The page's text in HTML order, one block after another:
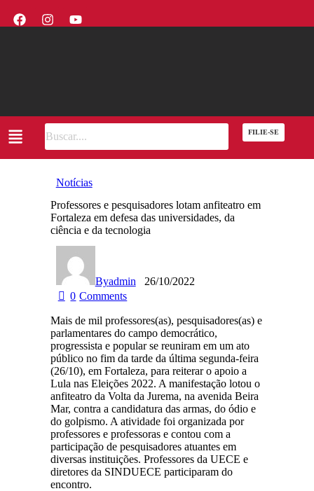
FILIE-SE
Notícias
Professores e pesquisadores lotam anfiteatro em
Fortaleza em defesa das universidades, da
ciência e da tecnologia
Byadmin
26/10/2022
0 Comments
Mais de mil professores(as), pesquisadores(as) e
parlamentares do campo democrático,
progressista e popular se reuniram em um ato
público no fim da tarde da última segunda-feira
(26/10), em Fortaleza, para reiterar o apoio a
Lula nas Eleições 2022. A manifestação lotou o
anfiteatro da Volta da Jurema, na avenida Beira
Mar, contra a candidatura das armas, do ódio e
do golpismo. A atividade foi organizada por
professores e professoras e contou com a
participação de pesquisadores atuantes em
diversas instituições. Professores da UECE e
diretores da SINDUECE participaram do
encontro.